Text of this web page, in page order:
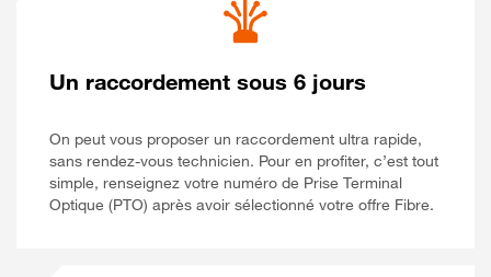
Un raccordement sous 6 jours
On peut vous proposer un raccordement ultra rapide,
sans rendez-vous technicien. Pour en profiter, c’est tout
simple, renseignez votre numéro de Prise Terminal
Optique (PTO) après avoir sélectionné votre offre Fibre.